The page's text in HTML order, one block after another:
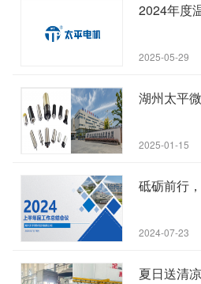
2024年度
2025-05-29
2025-01-15
2024-07-23